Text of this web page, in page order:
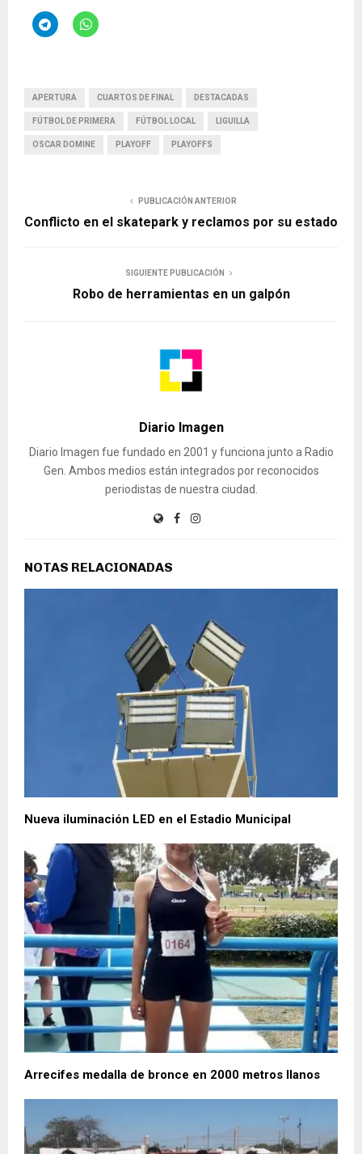
APERTURA CUARTOS DE FINAL DESTACADAS
FÚTBOL DE PRIMERA FÚTBOL LOCAL LIGUILLA
OSCAR DOMINE PLAYOFF PLAYOFFS
PUBLICACIÓN ANTERIOR
Conflicto en el skatepark y reclamos por su estado
SIGUIENTE PUBLICACIÓN
Robo de herramientas en un galpón
Diario Imagen
Diario Imagen fue fundado en 2001 y funciona junto a Radio
Gen. Ambos medios están integrados por reconocidos
periodistas de nuestra ciudad.
NOTAS RELACIONADAS
Nueva iluminación LED en el Estadio Municipal
Arrecifes medalla de bronce en 2000 metros llanos